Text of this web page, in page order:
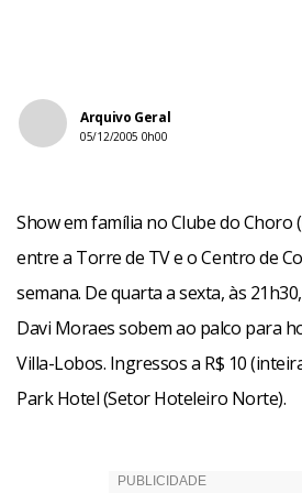
Arquivo Geral
05/12/2005 0h00
Show em família no Clube do Choro
entre a Torre de TV e o Centro de
semana. De quarta a sexta, às
Davi Moraes sobem ao palco para
Villa-Lobos. Ingressos a R$ 10
Park Hotel (Setor Hoteleiro Norte).